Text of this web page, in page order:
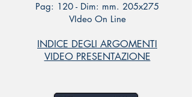
Pag: 120 - Dim: mm. 205x275
VIdeo On Line
INDICE DEGLI ARGOMENTI
VIDEO PRESENTAZIONE